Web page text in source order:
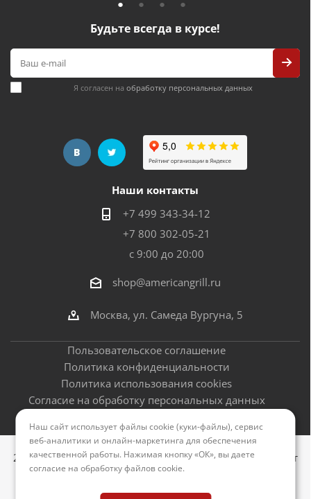
Будьте всегда в курсе!
Я согласен на обработку персональных данных
Наши контакты
+7 499 343-34-12
+7 800 302-05-21
с 9:00 до 20:00
shop@americangrill.ru
Москва, ул. Самеда Вургуна, 5
Пользовательское соглашение
Политика конфиденциальности
Политика использования cookies
Согласие на обработку персональных данных
2012–2026 © Американские грили - официальный сайт
Наш сайт использует файлы cookie (куки-файлы), сервис
веб-аналитики и онлайн-маркетинга для обеспечения
качественной работы. Нажимая кнопку «ОК», вы даете
согласие на обработку файлов cookie.